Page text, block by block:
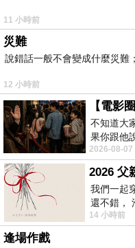
11 小時前
災難
說錯話一般不會變成什麼災難
12 小時前
不知道大
果你跟他
出一種慈
2026-08-07
2026 父
我們一起
還不錯，
醒， 手
14 小時前
逢場作戲